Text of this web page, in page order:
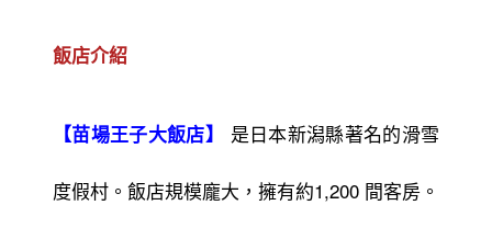
飯店介紹
【苗場王子大飯店】 是日本新潟縣著名的滑雪
度假村。飯店規模龐大，擁有約1,200 間客房。